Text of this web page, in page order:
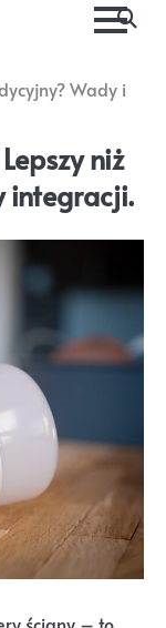
Wady i
niż
integracji.